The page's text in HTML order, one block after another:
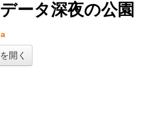
ータ深夜の公園
開く